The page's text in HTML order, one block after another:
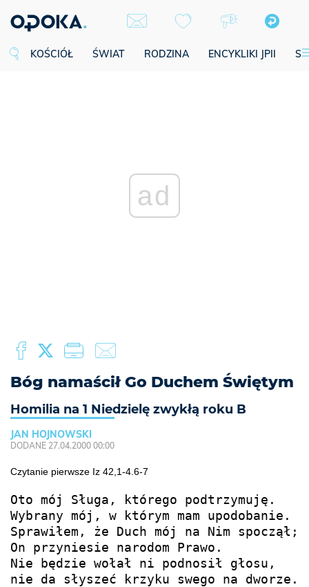
KOŚCIÓŁ ŚWIAT RODZINA ENCYKLIKI JPII
ad
Bóg namaścił Go Duchem Świętym
Homilia na 1 Niedzielę zwykłą roku B
JAN HOJNOWSKI
DODANE 27.04.2000 00:00
Czytanie pierwsze Iz 42,1-4.6-7
Oto mój Sługa, którego podtrzymuję.
Wybrany mój, w którym mam upodobanie.
Sprawiłem, że Duch mój na Nim spoczął;
On przyniesie narodom Prawo.
Nie będzie wołał ni podnosił głosu,
nie da słyszeć krzyku swego na dworze.